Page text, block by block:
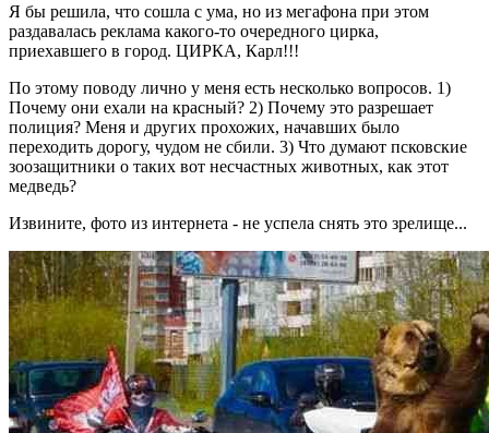
Я бы решила, что сошла с ума, но из мегафона при этом
раздавалась реклама какого-то очередного цирка,
приехавшего в город. ЦИРКА, Карл!!!
По этому поводу лично у меня есть несколько вопросов. 1)
Почему они ехали на красный? 2) Почему это разрешает
полиция? Меня и других прохожих, начавших было
переходить дорогу, чудом не сбили. 3) Что думают псковские
зоозащитники о таких вот несчастных животных, как этот
медведь?
Извините, фото из интернета - не успела снять это зрелище...